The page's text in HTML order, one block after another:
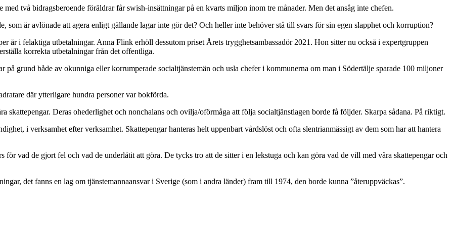
två bidragsberoende föräldrar får swish-insättningar på en kvarts miljon inom tre månader. Men det ansåg inte chefen.
som är avlönade att agera enligt gällande lagar inte gör det? Och heller inte behöver stå till svars för sin egen slapphet och korruption?
år i felaktiga utbetalningar. Anna Flink erhöll dessutom priset Årets trygghetsambassadör 2021. Hon sitter nu också i expertgruppen
korrekta utbetalningar från det offentliga.
på grund både av okunniga eller korrumperade socialtjänstemän och usla chefer i kommunerna om man i Södertälje sparade 100 miljoner
där ytterligare hundra personer var bokförda.
skattepengar. Deras ohederlighet och nonchalans och ovilja/oförmåga att följa socialtjänstlagen borde få följder. Skarpa sådana. På riktigt.
i verksamhet efter verksamhet. Skattepengar hanteras helt uppenbart vårdslöst och ofta slentrianmässigt av dem som har att hantera
för vad de gjort fel och vad de underlåtit att göra. De tycks tro att de sitter i en lekstuga och kan göra vad de vill med våra skattepengar och
det fanns en lag om tjänstemannaansvar i Sverige (som i andra länder) fram till 1974, den borde kunna ”återuppväckas”.